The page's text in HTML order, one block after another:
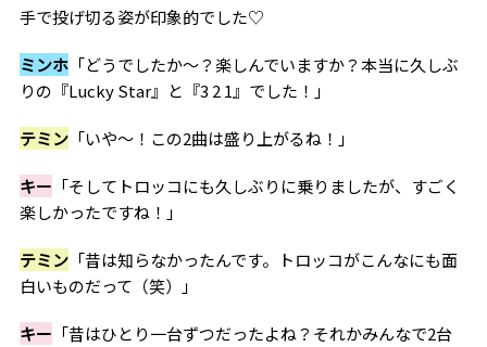
手で投げ切る姿が印象的でした♡
ミンホ「どうでしたか〜？楽しんでいますか？本当に久しぶ
りの『Lucky Star』と『3 2 1』でした！」
テミン「いや〜！この2曲は盛り上がるね！」
キー 「そしてトロッコにも久しぶりに乗りましたが、すごく
楽しかったですね！」
テミン「昔は知らなかったんです。トロッコがこんなにも面
白いものだって（笑）」
キー 「昔はひとり一台ずつだったよね？それかみんなで2台